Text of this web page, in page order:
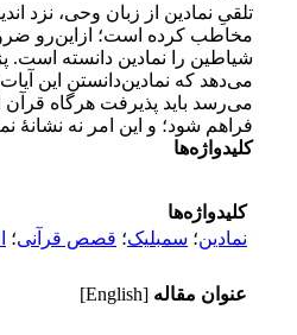
تلقیِ نمادین از زبان وحی، نزد
مخاطب کرده است؛ ازاین‌رو
شیاطین را نمادین دانسته است.
می‌دهد که نمادین‌دانستن این
می‌رسد باید پذیرفت هرگاه
فراهم شود؛ و این امر نه نشانهٔ
کلیدواژهها
کلیدواژه‌ها
نمادین؛ سمبلیک؛ قصص قرآنی؛
عنوان مقاله [English]